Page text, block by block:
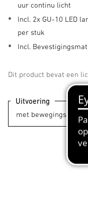
uur continu licht
Incl. 2x GU-10 LED
per stuk
Incl.
Dit product bevat een
Uitvoering